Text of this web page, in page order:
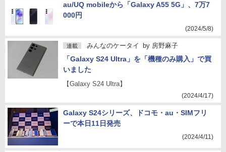
au/UQ mobileから「Galaxy A55 5G」、7万7
000円
(2024/5/8)
連載 みんなのケータイ by 房野麻子
「Galaxy S24 Ultra」を「機種のみ購入」で買
いました
【Galaxy S24 Ultra】
(2024/4/17)
Galaxy S24シリーズ、ドコモ・au・SIMフリ
ーで本日11日発売
(2024/4/11)